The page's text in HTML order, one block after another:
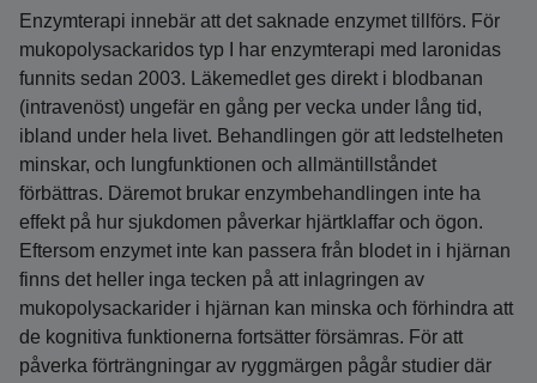
Enzymterapi innebär att det saknade enzymet tillförs. För
mukopolysackaridos typ I har enzymterapi med laronidas
funnits sedan 2003. Läkemedlet ges direkt i blodbanan
(intravenöst) ungefär en gång per vecka under lång tid,
ibland under hela livet. Behandlingen gör att ledstelheten
minskar, och lungfunktionen och allmäntillståndet
förbättras. Däremot brukar enzymbehandlingen inte ha
effekt på hur sjukdomen påverkar hjärtklaffar och ögon.
Eftersom enzymet inte kan passera från blodet in i hjärnan
finns det heller inga tecken på att inlagringen av
mukopolysackarider i hjärnan kan minska och förhindra att
de kognitiva funktionerna fortsätter försämras. För att
påverka förträngningar av ryggmärgen pågår studier där